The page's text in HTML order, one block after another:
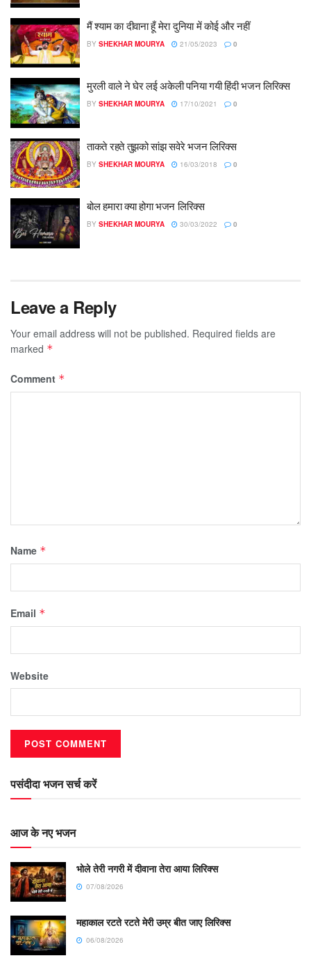
मैं श्याम का दीवाना हूँ मेरा दुनिया में कोई और नहीं
BY SHEKHAR MOURYA 21/05/2023 0
मुरली वाले ने घेर लई अकेली पनिया गयी हिंदी भजन लिरिक्स
BY SHEKHAR MOURYA 17/10/2021 0
ताकते रहते तुझको सांझ सवेरे भजन लिरिक्स
BY SHEKHAR MOURYA 16/03/2018 0
बोल हमारा क्या होगा भजन लिरिक्स
BY SHEKHAR MOURYA 30/03/2022 0
Leave a Reply
Your email address will not be published. Required fields are
marked *
Comment *
Name *
Email *
Website
पसंदीदा भजन सर्च करें
आज के नए भजन
भोले तेरी नगरी में दीवाना तेरा आया लिरिक्स
07/08/2026
महाकाल रटते रटते मेरी उम्र बीत जाए लिरिक्स
06/08/2026